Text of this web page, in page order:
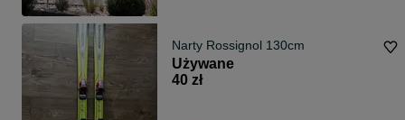
Narty Rossignol 130cm
Używane
40 zł